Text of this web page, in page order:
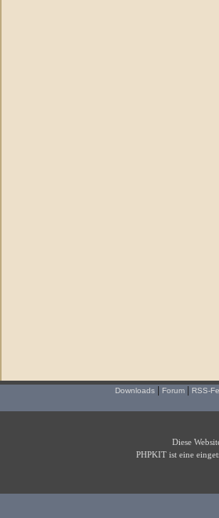
Downloads Forum RSS-
Diese
PHPKIT ist eine